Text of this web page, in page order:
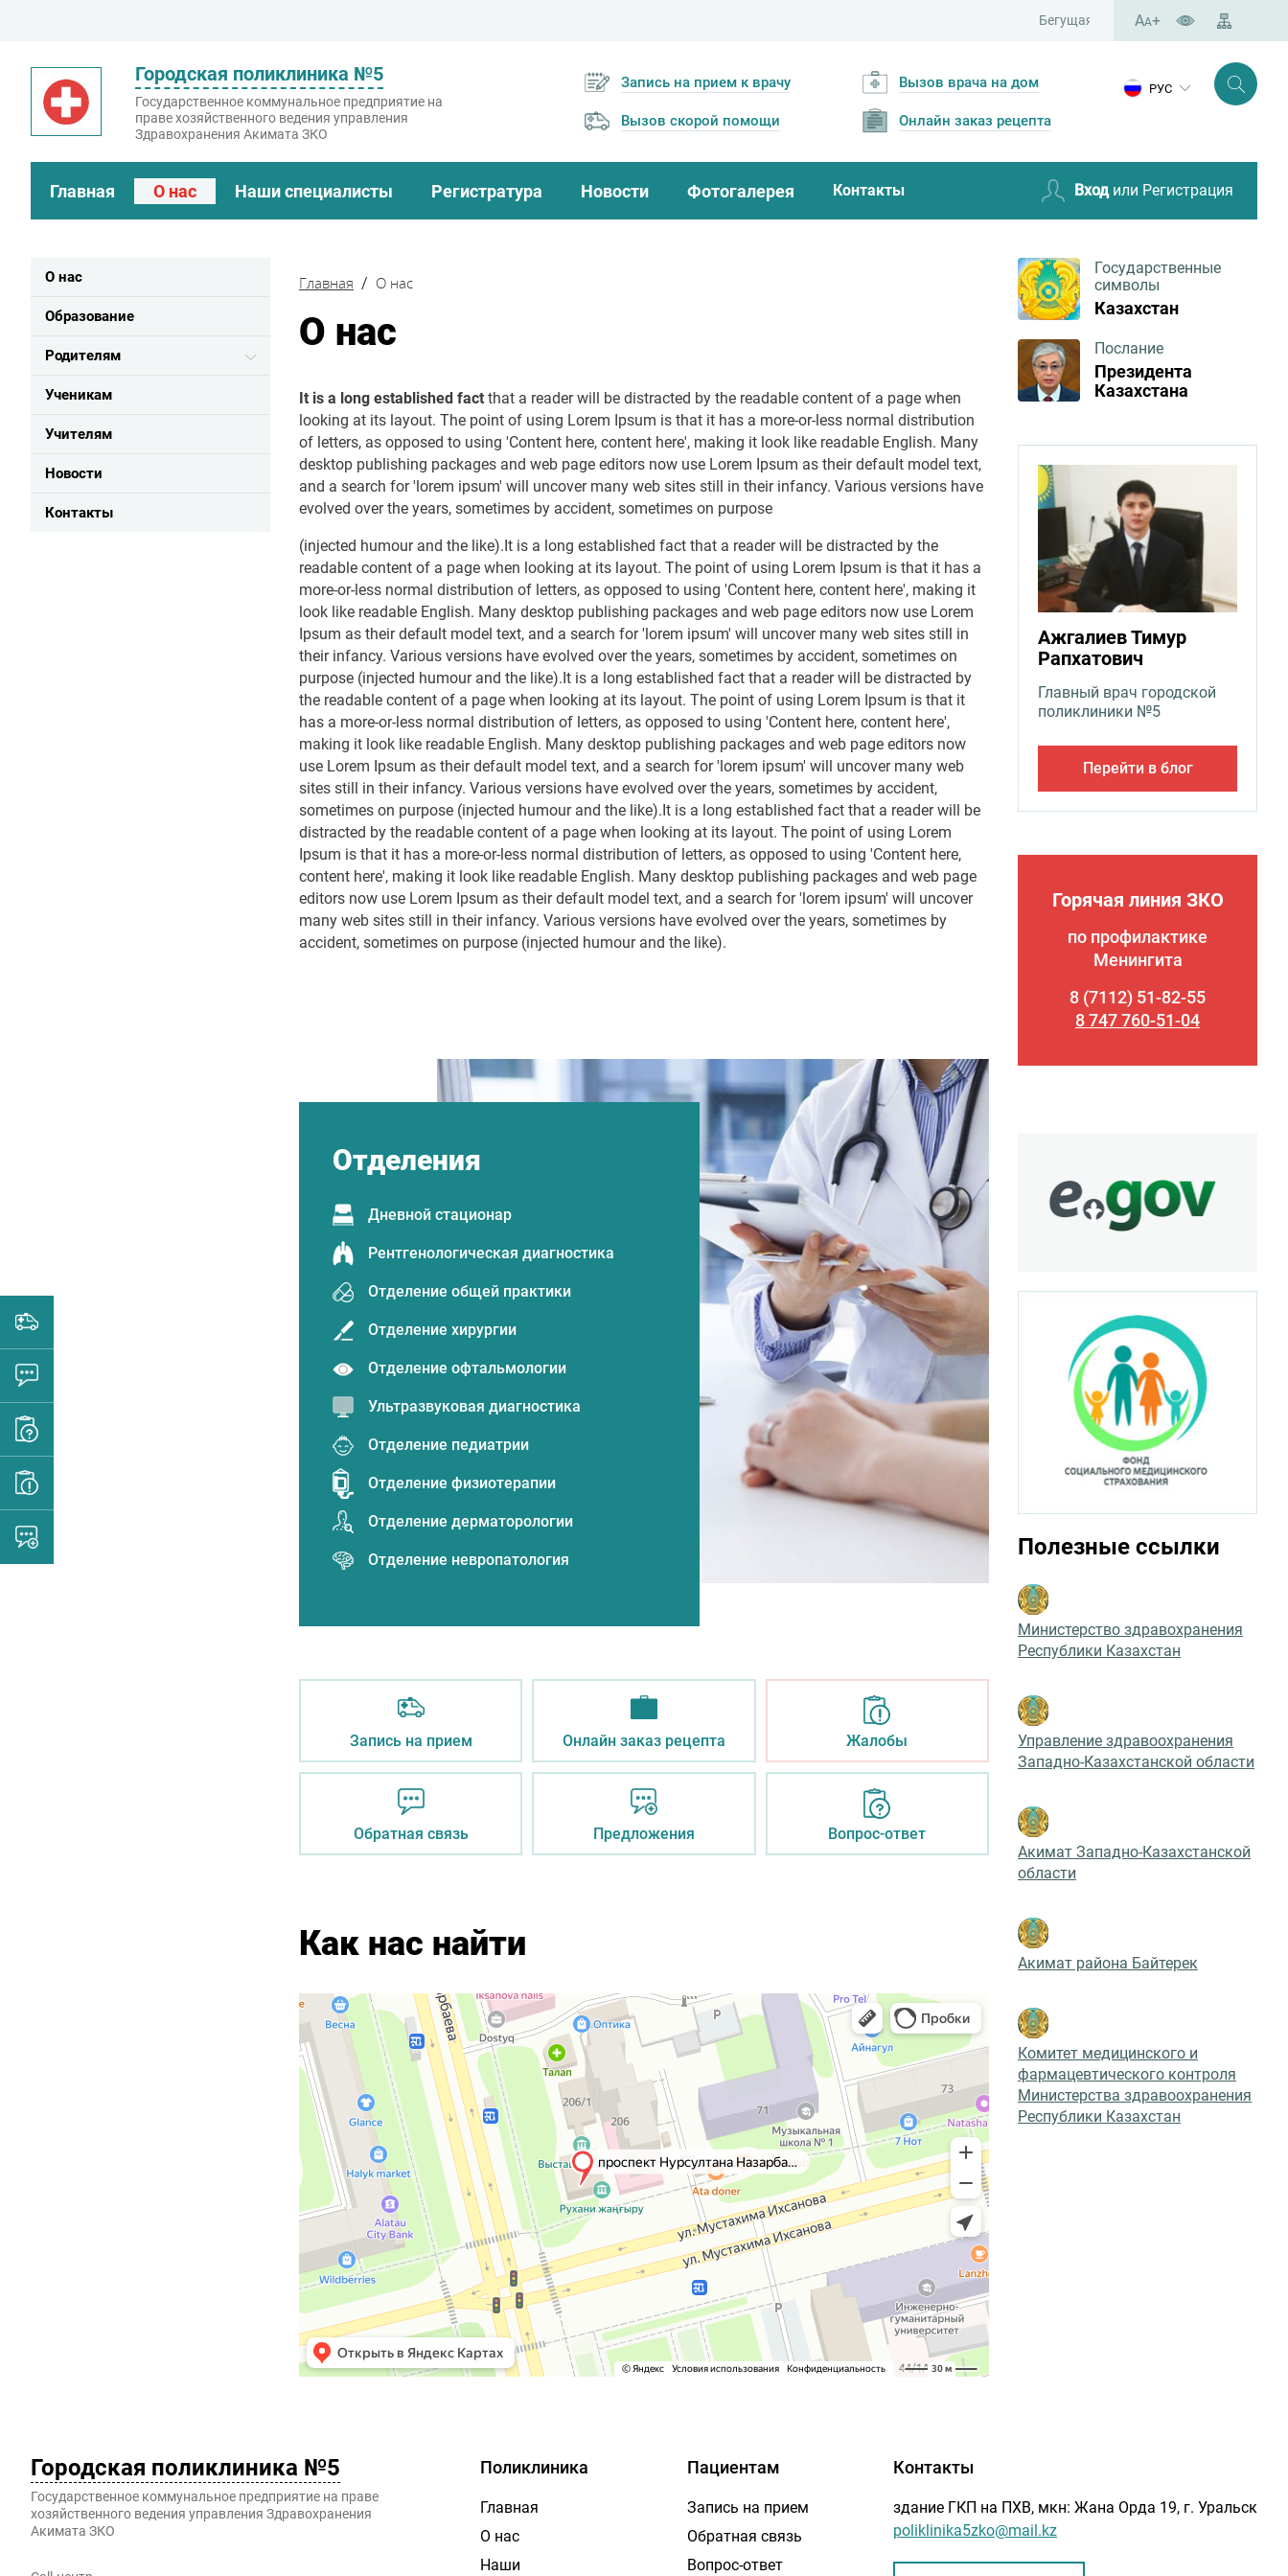
Бегущая строка • Современная школа-лицей –
AA+
Городская поликлиника №5
Государственное коммунальное предприятие на
праве хозяйственного ведения управления
Здравохранения Акимата ЗКО
Запись на прием к врачу
Вызов скорой помощи
Вызов врача на дом
Онлайн заказ рецепта
РУС
Главная О нас Наши специалисты Регистратура Новости Фотогалерея Контакты Вход или Регистрация
О нас
Образование
Родителям
Ученикам
Учителям
Новости
Контакты
Главная О нас
О нас
It is a long established fact that a reader will be distracted by the readable content of a page when
looking at its layout. The point of using Lorem Ipsum is that it has a more-or-less normal distribution
of letters, as opposed to using 'Content here, content here', making it look like readable English. Many
desktop publishing packages and web page editors now use Lorem Ipsum as their default model text,
and a search for 'lorem ipsum' will uncover many web sites still in their infancy. Various versions have
evolved over the years, sometimes by accident, sometimes on purpose
(injected humour and the like).It is a long established fact that a reader will be distracted by the
readable content of a page when looking at its layout. The point of using Lorem Ipsum is that it has a
more-or-less normal distribution of letters, as opposed to using 'Content here, content here', making it
look like readable English. Many desktop publishing packages and web page editors now use Lorem
Ipsum as their default model text, and a search for 'lorem ipsum' will uncover many web sites still in
their infancy. Various versions have evolved over the years, sometimes by accident, sometimes on
purpose (injected humour and the like).It is a long established fact that a reader will be distracted by
the readable content of a page when looking at its layout. The point of using Lorem Ipsum is that it
has a more-or-less normal distribution of letters, as opposed to using 'Content here, content here',
making it look like readable English. Many desktop publishing packages and web page editors now
use Lorem Ipsum as their default model text, and a search for 'lorem ipsum' will uncover many web
sites still in their infancy. Various versions have evolved over the years, sometimes by accident,
sometimes on purpose (injected humour and the like).It is a long established fact that a reader will be
distracted by the readable content of a page when looking at its layout. The point of using Lorem
Ipsum is that it has a more-or-less normal distribution of letters, as opposed to using 'Content here,
content here', making it look like readable English. Many desktop publishing packages and web page
editors now use Lorem Ipsum as their default model text, and a search for 'lorem ipsum' will uncover
many web sites still in their infancy. Various versions have evolved over the years, sometimes by
accident, sometimes on purpose (injected humour and the like).
Отделения
Дневной стационар
Рентгенологическая диагностика
Отделение общей практики
Отделение хирургии
Отделение офтальмологии
Ультразвуковая диагностика
Отделение педиатрии
Отделение физиотерапии
Отделение дерматорологии
Отделение невропатология
Запись на прием Онлайн заказ рецепта Жалобы
Обратная связь Предложения Вопрос-ответ
Как нас найти
Государственные
символы
Казахстан
Послание
Президента
Казахстана
Ажгалиев Тимур
Рапхатович
Главный врач городской
поликлиники №5
Перейти в блог
Горячая линия ЗКО
по профилактике
Менингита
8 (7112) 51-82-55
8 747 760-51-04
Полезные ссылки
Министерство здравохранения
Республики Казахстан
Управление здравоохранения
Западно-Казахстанской области
Акимат Западно-Казахстанской
области
Акимат района Байтерек
Комитет медицинского и
фармацевтического контроля
Министерства здравоохранения
Республики Казахстан
Городская поликлиника №5
Государственное коммунальное предприятие на праве
хозяйственного ведения управления Здравохранения
Акимата ЗКО
Поликлиника
Главная
О нас
Наши
Пациентам
Запись на прием
Обратная связь
Вопрос-ответ
Контакты
здание ГКП на ПХВ, мкн: Жана Орда 19, г. Уральск
poliklinika5zko@mail.kz